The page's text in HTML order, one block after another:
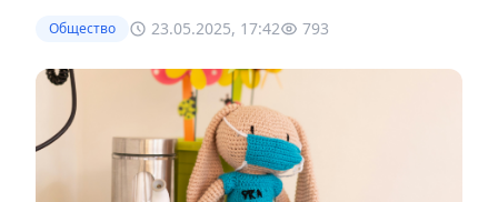
Общество 23.05.2025, 17:42 793